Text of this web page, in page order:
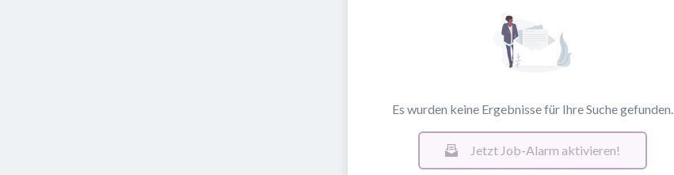
Es wurden keine Ergebnisse für Ihre Suche gefunden.
Jetzt Job-Alarm aktivieren!